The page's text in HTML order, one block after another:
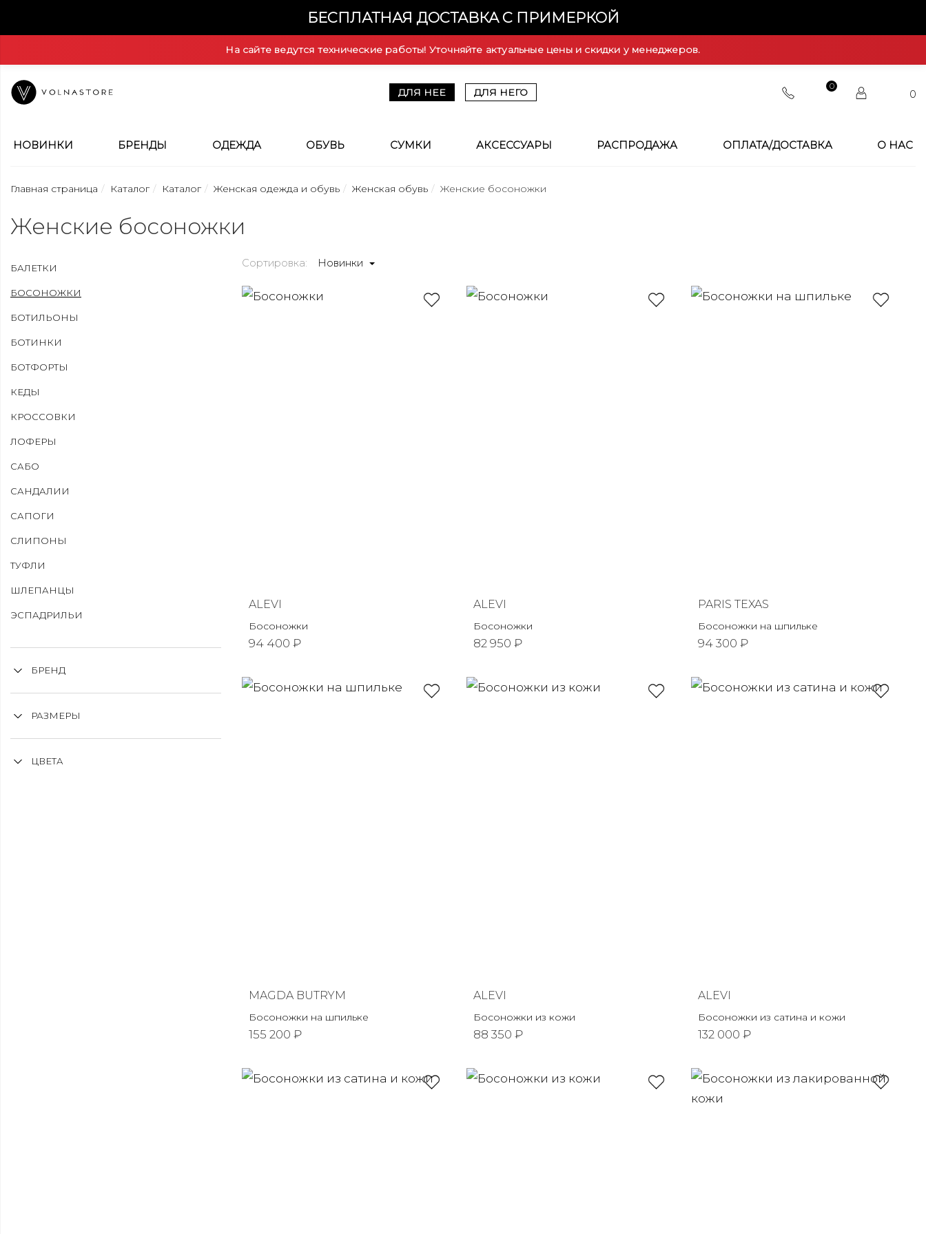
БЕСПЛАТНАЯ ДОСТАВКА С ПРИМЕРКОЙ
На сайте ведутся технические работы! Уточняйте актуальные цены и скидки у менеджеров.
ДЛЯ НЕЕ ДЛЯ НЕГО
0
0
НОВИНКИ БРЕНДЫ ОДЕЖДА ОБУВЬ СУМКИ АКСЕССУАРЫ РАСПРОДАЖА ОПЛАТА/ДОСТАВКА О НАС
Главная страница Каталог Каталог Женская одежда и обувь Женская обувь Женские босоножки
Женские босоножки
БАЛЕТКИ
БОСОНОЖКИ
БОТИЛЬОНЫ
БОТИНКИ
БОТФОРТЫ
КЕДЫ
КРОССОВКИ
ЛОФЕРЫ
САБО
САНДАЛИИ
САПОГИ
СЛИПОНЫ
ТУФЛИ
ШЛЕПАНЦЫ
ЭСПАДРИЛЬИ
БРЕНД
РАЗМЕРЫ
ЦВЕТА
Сортировка: Новинки
ALEVI
Босоножки
94 400 ₽
ALEVI
Босоножки
82 950 ₽
PARIS TEXAS
Босоножки на шпильке
94 300 ₽
MAGDA BUTRYM
Босоножки на шпильке
155 200 ₽
ALEVI
Босоножки из кожи
88 350 ₽
ALEVI
Босоножки из сатина и кожи
132 000 ₽